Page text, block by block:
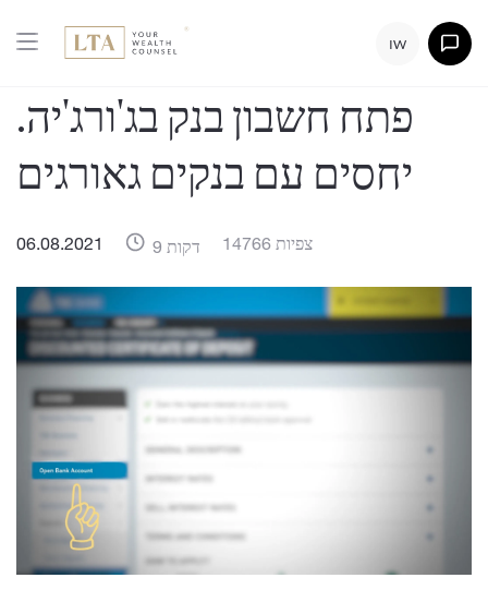
IW
פתח חשבון בנק בג'ורג'יה.
יחסים עם בנקים גאורגים
06.08.2021 9 דקות 14766 צפיות